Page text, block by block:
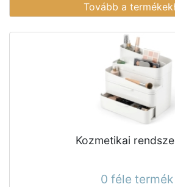
Tovább a
Kozmetikai
0 féle termék